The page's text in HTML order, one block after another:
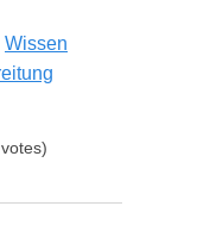
Wissen
votes)
gegen